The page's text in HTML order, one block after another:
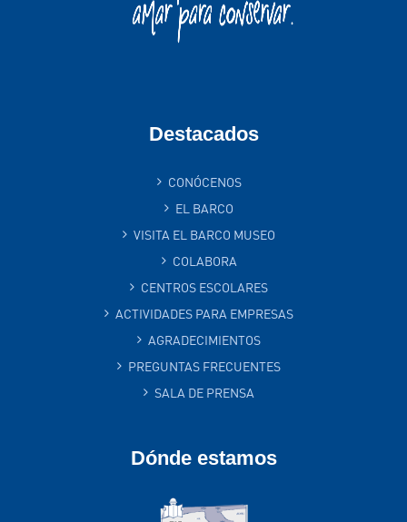
Destacados
CONÓCENOS
EL BARCO
VISITA EL BARCO MUSEO
COLABORA
CENTROS ESCOLARES
ACTIVIDADES PARA EMPRESAS
AGRADECIMIENTOS
PREGUNTAS FRECUENTES
SALA DE PRENSA
Dónde estamos